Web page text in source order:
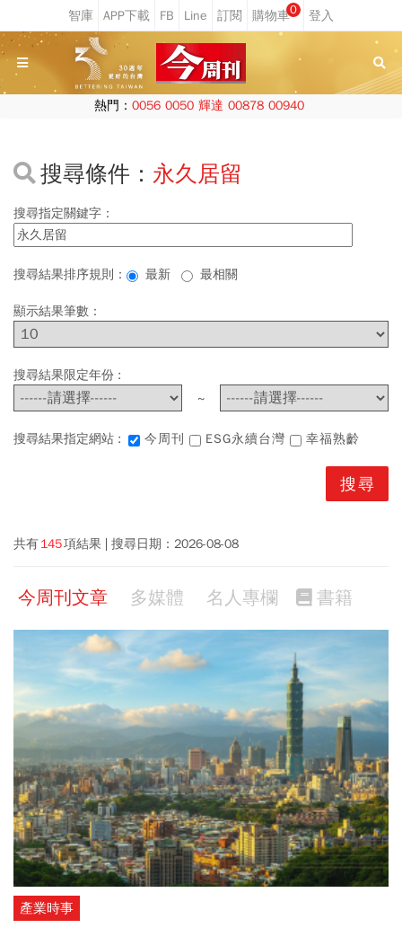
0
熱門： 0056 0050 輝達 00878 00940
搜尋條件： 永久居留
搜尋指定關鍵字：
搜尋結果排序規則： 最新 最相關
顯示結果筆數：
搜尋結果限定年份 :
~
搜尋結果指定網站 : 今周刊 ESG永續台灣 幸福熟齡
共有145項結果 搜尋日期： 2026-08-08
今周刊文章 多媒體 名人專欄 書籍
產業時事